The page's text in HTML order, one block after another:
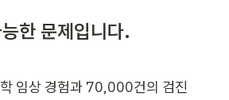
한 문제입니다.
임상 경험과 70,000건의 검진